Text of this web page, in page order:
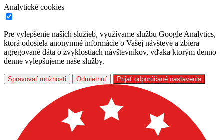
Analytické cookies
Pre vylepšenie naších služieb, využívame službu Google Analytics,
ktorá odosiela anonymné informácie o Vašej návšteve a zbiera
agregované dáta o zvyklostiach návštevníkov, vďaka ktorým denno
denne vylepšujeme naše služby.
Spravovať možnosti Odmietnuť Prijať odporúčané nastavenia